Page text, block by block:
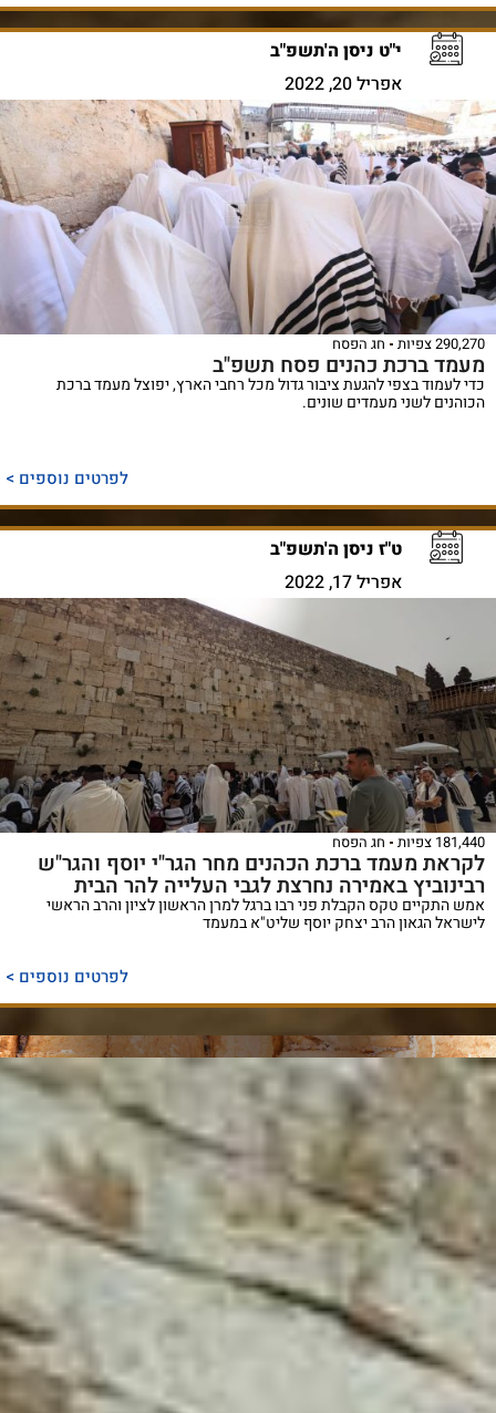
י"ט ניסן ה'תשפ"ב
אפריל 20, 2022
290,270 צפיות חג הפסח
מעמד ברכת כהנים פסח תשפ"ב
כדי לעמוד בצפי להגעת ציבור גדול מכל רחבי הארץ, יפוצל מעמד ברכת
הכוהנים לשני מעמדים שונים.
לפרטים נוספים >
ט"ז ניסן ה'תשפ"ב
אפריל 17, 2022
181,440 צפיות חג הפסח
לקראת מעמד ברכת הכהנים מחר הגר"י יוסף והגר"ש
רבינוביץ באמירה נחרצת לגבי העלייה להר הבית
אמש התקיים טקס הקבלת פני רבו ברגל למרן הראשון לציון והרב הראשי
לישראל הגאון הרב יצחק יוסף שליט"א במעמד
לפרטים נוספים >